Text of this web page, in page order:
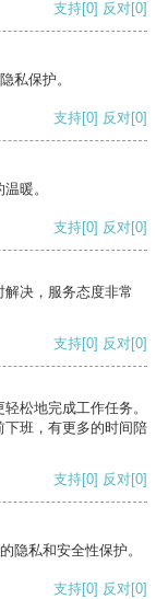
支持[0] 反对[0]
私保护。
支持[0] 反对[0]
暖。
支持[0] 反对[0]
决，服务态度非常
支持[0] 反对[0]
松地完成工作任务。
班，有更多的时间陪
支持[0] 反对[0]
隐私和安全性保护。
支持[0] 反对[0]